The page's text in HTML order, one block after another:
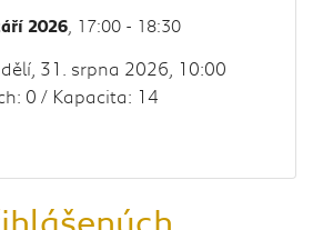
2026 , 17:00 - 18:30
31. srpna 2026, 10:00
0 / Kapacita: 14